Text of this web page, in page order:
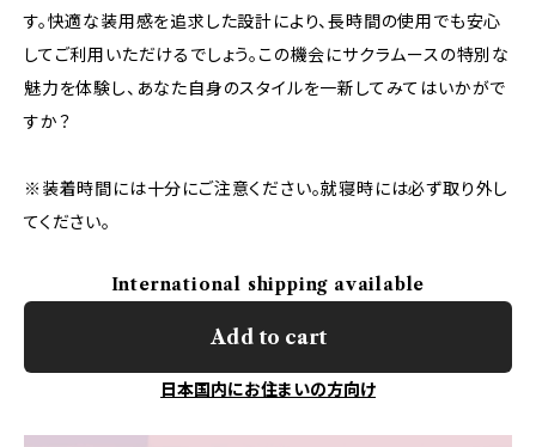
す。快適な装用感を追求した設計により、長時間の使用でも安心
してご利用いただけるでしょう。この機会にサクラムースの特別な
魅力を体験し、あなた自身のスタイルを一新してみてはいかがで
すか？
※装着時間には十分にご注意ください。就寝時には必ず取り外し
てください。
International shipping available
Add to cart
日本国内にお住まいの方向け